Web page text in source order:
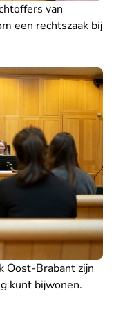
van
een rechtszaak bij
Oost-Brabant zijn
kunt bijwonen.